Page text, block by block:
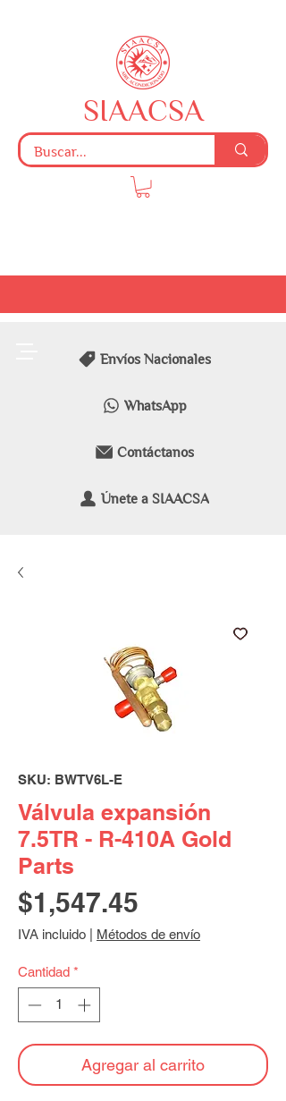
Envíos Nacionales
WhatsApp
Contáctanos
Únete a SIAACSA
SIAACSA
SKU: BWTV6L-E
Válvula expansión
7.5TR - R-410A Gold
Parts
$1,547.45
IVA incluido Métodos de envío
Cantidad *
Agregar al carrito